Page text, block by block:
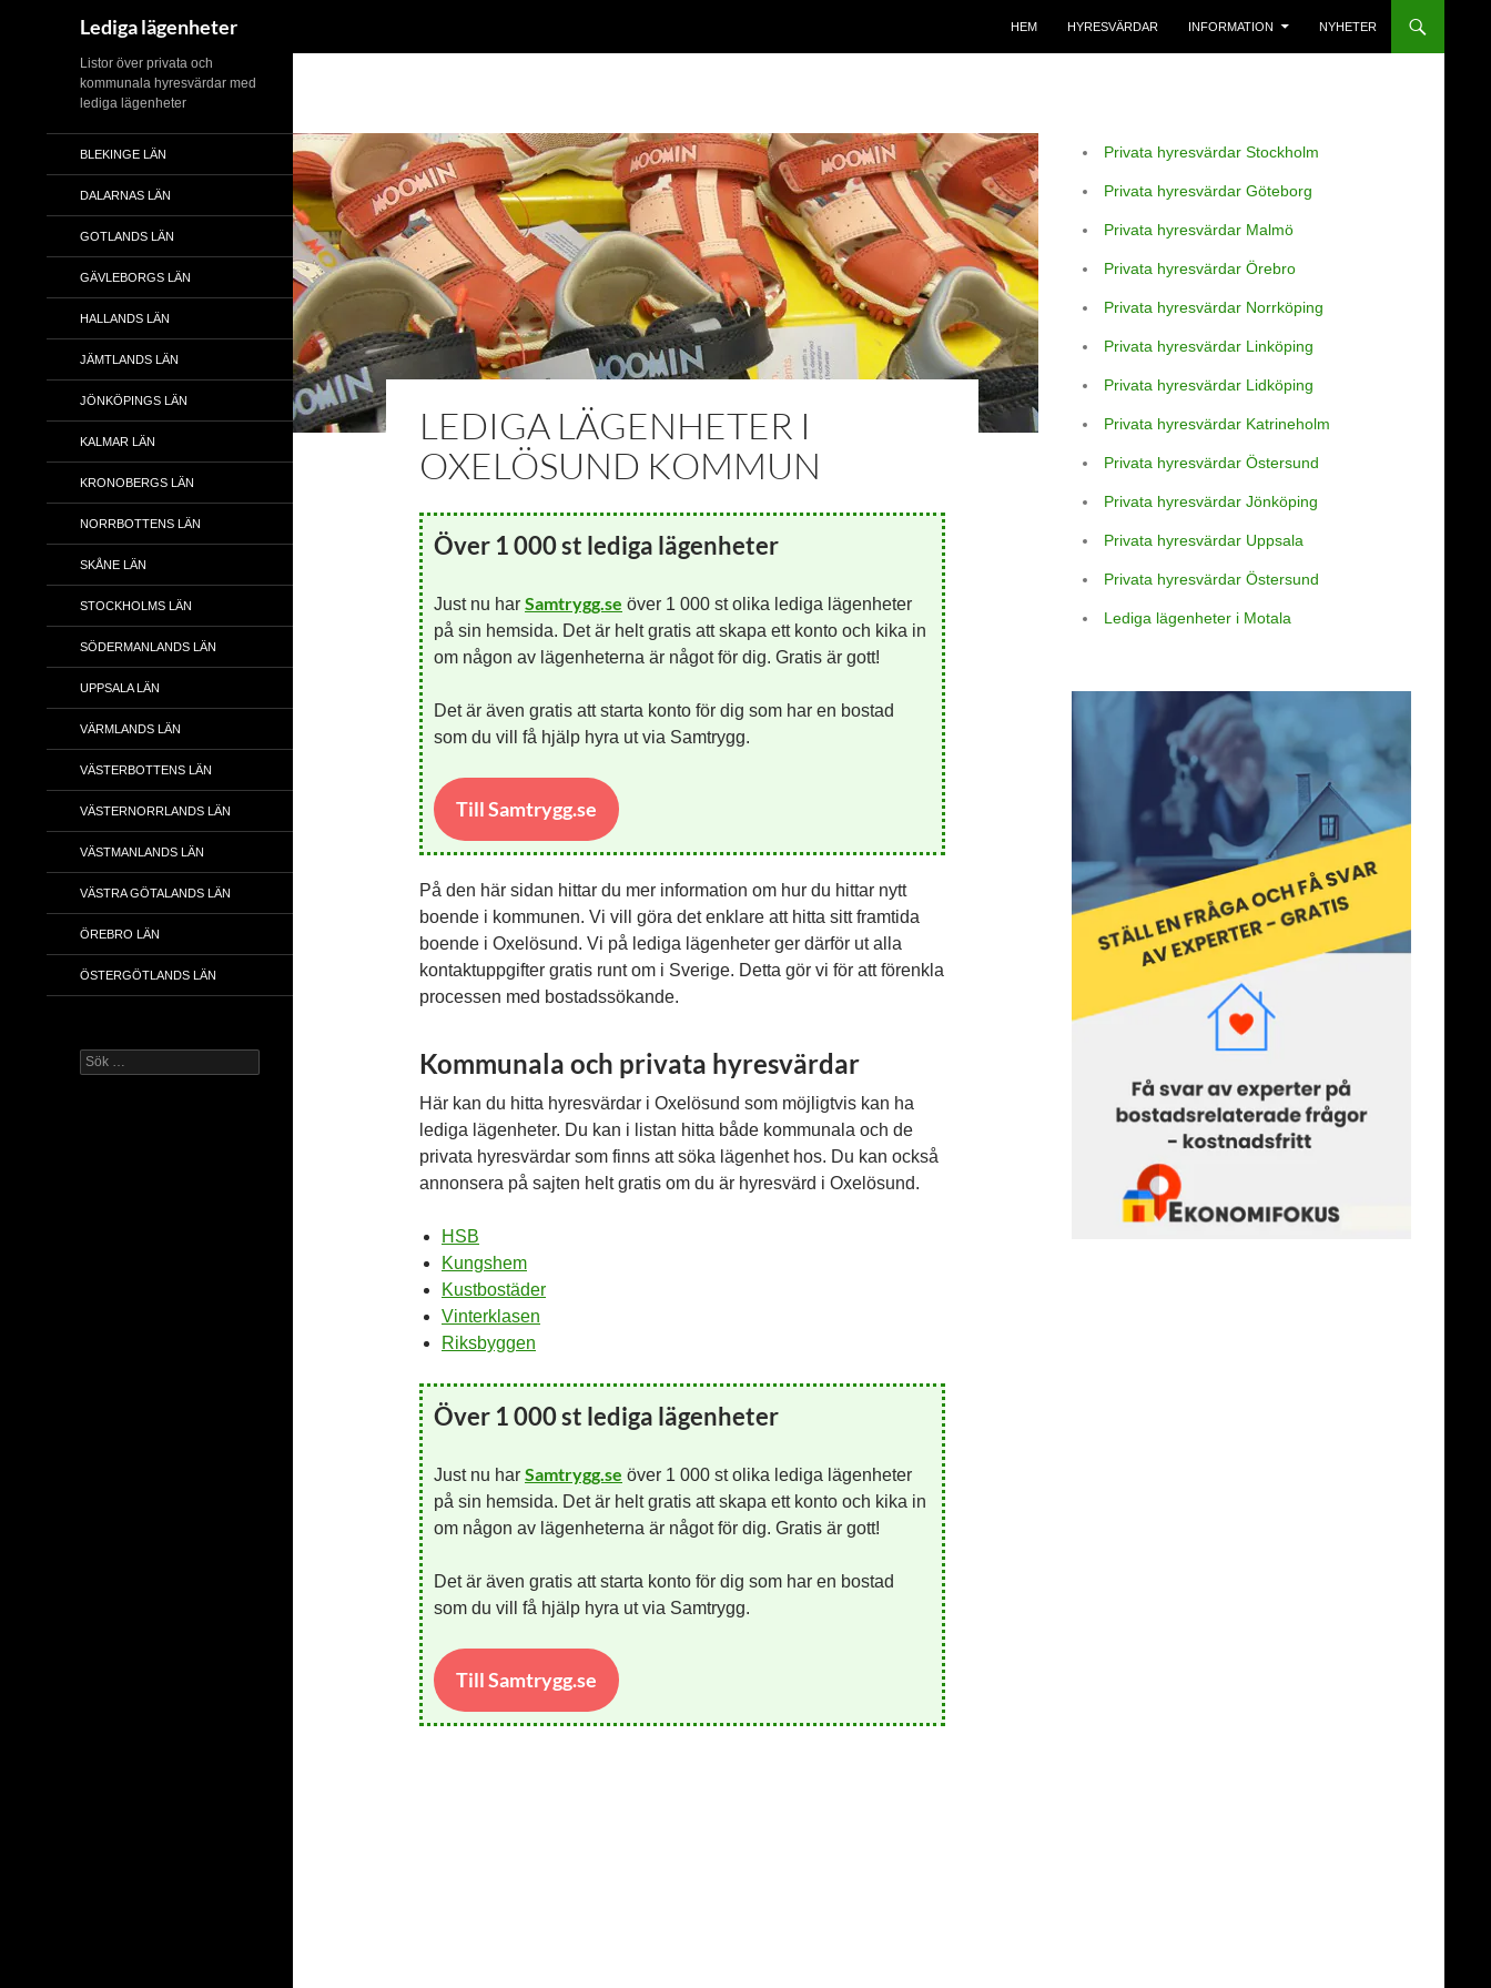
Lediga lägenheter HEM HYRESVÄRDAR INFORMATION NYHETER
LEDIGA LÄGENHETER I
OXELÖSUND KOMMUN
Över 1 000 st lediga lägenheter
Just nu har Samtrygg.se över 1 000 st olika lediga lägenheter
på sin hemsida. Det är helt gratis att skapa ett konto och kika in
om någon av lägenheterna är något för dig. Gratis är gott!
Det är även gratis att starta konto för dig som har en bostad
som du vill få hjälp hyra ut via Samtrygg.
Till Samtrygg.se
På den här sidan hittar du mer information om hur du hittar nytt
boende i kommunen. Vi vill göra det enklare att hitta sitt framtida
boende i Oxelösund. Vi på lediga lägenheter ger därför ut alla
kontaktuppgifter gratis runt om i Sverige. Detta gör vi för att förenkla
processen med bostadssökande.
Kommunala och privata hyresvärdar
Här kan du hitta hyresvärdar i Oxelösund som möjligtvis kan ha
lediga lägenheter. Du kan i listan hitta både kommunala och de
privata hyresvärdar som finns att söka lägenhet hos. Du kan också
annonsera på sajten helt gratis om du är hyresvärd i Oxelösund.
HSB
Kungshem
Kustbostäder
Vinterklasen
Riksbyggen
Över 1 000 st lediga lägenheter
Just nu har Samtrygg.se över 1 000 st olika lediga lägenheter
på sin hemsida. Det är helt gratis att skapa ett konto och kika in
om någon av lägenheterna är något för dig. Gratis är gott!
Det är även gratis att starta konto för dig som har en bostad
som du vill få hjälp hyra ut via Samtrygg.
Till Samtrygg.se
Privata hyresvärdar Stockholm
Privata hyresvärdar Göteborg
Privata hyresvärdar Malmö
Privata hyresvärdar Örebro
Privata hyresvärdar Norrköping
Privata hyresvärdar Linköping
Privata hyresvärdar Lidköping
Privata hyresvärdar Katrineholm
Privata hyresvärdar Östersund
Privata hyresvärdar Jönköping
Privata hyresvärdar Uppsala
Privata hyresvärdar Östersund
Lediga lägenheter i Motala
Listor över privata och
kommunala hyresvärdar med
lediga lägenheter
BLEKINGE LÄN
DALARNAS LÄN
GOTLANDS LÄN
GÄVLEBORGS LÄN
HALLANDS LÄN
JÄMTLANDS LÄN
JÖNKÖPINGS LÄN
KALMAR LÄN
KRONOBERGS LÄN
NORRBOTTENS LÄN
SKÅNE LÄN
STOCKHOLMS LÄN
SÖDERMANLANDS LÄN
UPPSALA LÄN
VÄRMLANDS LÄN
VÄSTERBOTTENS LÄN
VÄSTERNORRLANDS LÄN
VÄSTMANLANDS LÄN
VÄSTRA GÖTALANDS LÄN
ÖREBRO LÄN
ÖSTERGÖTLANDS LÄN
Sök
efter: